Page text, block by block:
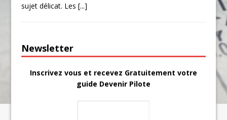
sujet délicat. Les[...]
Newsletter
Inscrivez vous et recevez Gratuitement votre
guide Devenir Pilote